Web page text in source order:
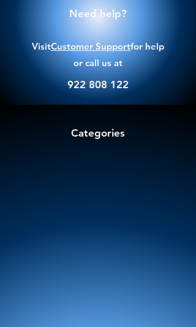
Need help?
VisitCustomer Supportfor help
or call us at
922 808 122
Categories